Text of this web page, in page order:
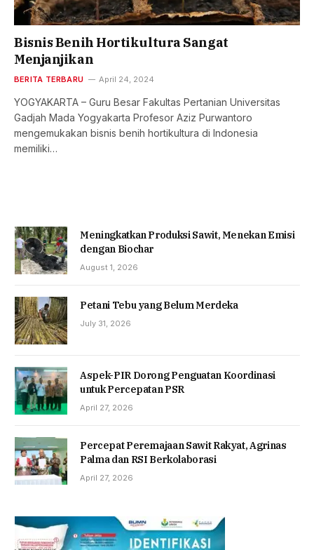
Bisnis Benih Hortikultura Sangat
Menjanjikan
BERITA TERBARU April 24, 2024
YOGYAKARTA – Guru Besar Fakultas Pertanian Universitas
Gadjah Mada Yogyakarta Profesor Aziz Purwantoro
mengemukakan bisnis benih hortikultura di Indonesia
memiliki…
Meningkatkan Produksi Sawit, Menekan Emisi
dengan Biochar
August 1, 2026
Petani Tebu yang Belum Merdeka
July 31, 2026
Aspek-PIR Dorong Penguatan Koordinasi
untuk Percepatan PSR
April 27, 2026
Percepat Peremajaan Sawit Rakyat, Agrinas
Palma dan RSI Berkolaborasi
April 27, 2026